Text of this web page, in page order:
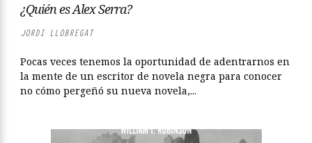
¿Quién es Alex Serra?
JORDI LLOBREGAT
Pocas veces tenemos la oportunidad de adentrarnos en
la mente de un escritor de novela negra para conocer
no cómo pergeñó su nueva novela,...